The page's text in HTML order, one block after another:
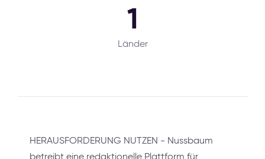
1
Länder
HERAUSFORDERUNG NUTZEN - Nussbaum
betreibt eine redaktionelle Plattform für